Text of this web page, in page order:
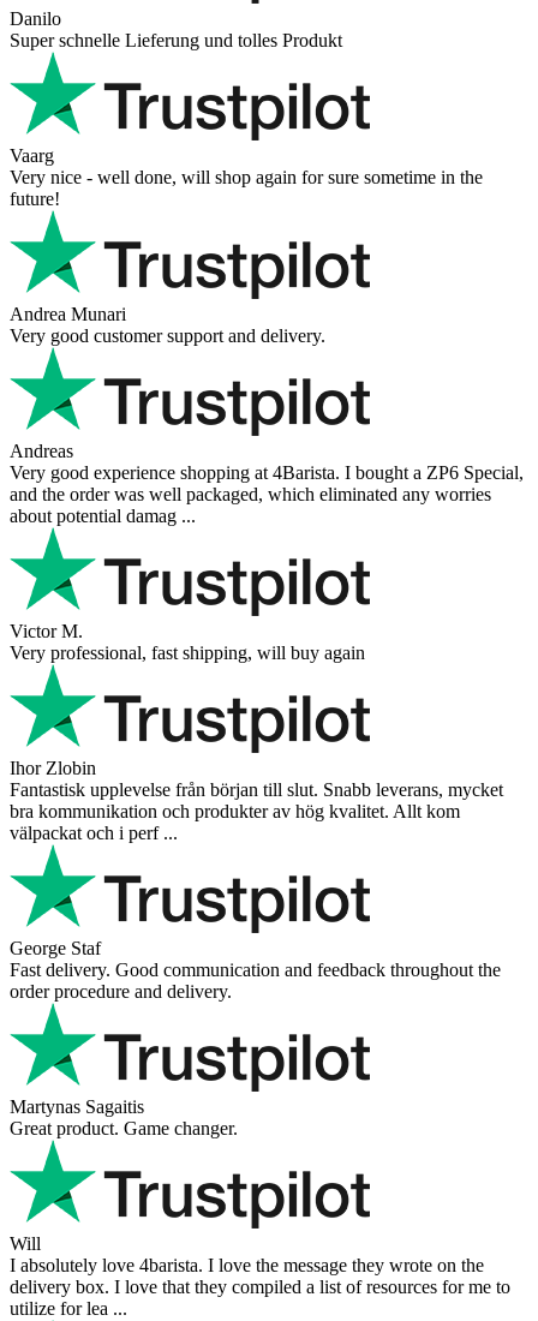
Danilo
Super schnelle Lieferung und tolles Produkt
Vaarg
Very nice - well done, will shop again for sure sometime in the
future!
Andrea Munari
Very good customer support and delivery.
Andreas
Very good experience shopping at 4Barista. I bought a ZP6 Special,
and the order was well packaged, which eliminated any worries
about potential damag ...
Victor M.
Very professional, fast shipping, will buy again
Ihor Zlobin
Fantastisk upplevelse från början till slut. Snabb leverans, mycket
bra kommunikation och produkter av hög kvalitet. Allt kom
välpackat och i perf ...
George Staf
Fast delivery. Good communication and feedback throughout the
order procedure and delivery.
Martynas Sagaitis
Great product. Game changer.
Will
I absolutely love 4barista. I love the message they wrote on the
delivery box. I love that they compiled a list of resources for me to
utilize for lea ...